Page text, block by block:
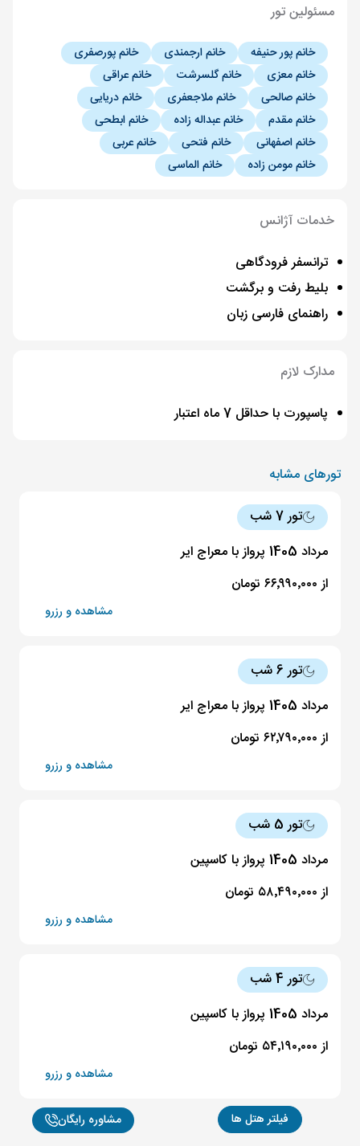
فیلتر هتل ها
مسئولین تور
خانم پور حنیفه خانم ارجمندی
خانم پورصفری
خانم معزی
خانم گلسرشت
خانم عراقی
خانم صالحی
خانم ملاجعفری
خانم دریایی
خانم مقدم
خانم عبداله زاده
خانم ابطحی
خانم اصفهانی
خانم فتحی
خانم عربی
خانم مومن زاده
خانم الماسی
خدمات آژانس
ترانسفر فرودگاهی
بلیط رفت و برگشت
راهنمای فارسی زبان
مدارک لازم
پاسپورت با حداقل 7 ماه اعتبار
تورهای مشابه
تور 7 شب
مرداد 1405 پرواز با معراج ایر
از ۶۶٬۹۹۰٬۰۰۰ تومان
مشاهده و رزرو
تور 6 شب
مرداد 1405 پرواز با معراج ایر
از ۶۲٬۷۹۰٬۰۰۰ تومان
مشاهده و رزرو
تور 5 شب
مرداد 1405 پرواز با کاسپین
از ۵۸٬۴۹۰٬۰۰۰ تومان
مشاهده و رزرو
تور 4 شب
مرداد 1405 پرواز با کاسپین
از ۵۴٬۱۹۰٬۰۰۰ تومان
مشاهده و رزرو
مشاوره رایگان